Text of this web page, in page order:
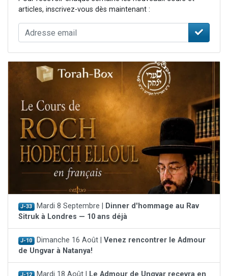
articles, inscrivez-vous dès maintenant :
J-33 Mardi 8 Septembre |
Dinner d'hommage au Rav
Sitruk à Londres — 10 ans déjà
J-10 Dimanche 16 Août | Venez rencontrer le Admour
de Ungvar à Natanya!